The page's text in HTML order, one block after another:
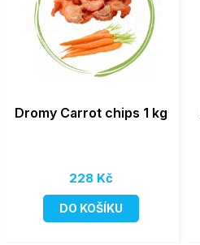
Dromy Carrot chips 1 kg
228 Kč
DO KOŠÍKU